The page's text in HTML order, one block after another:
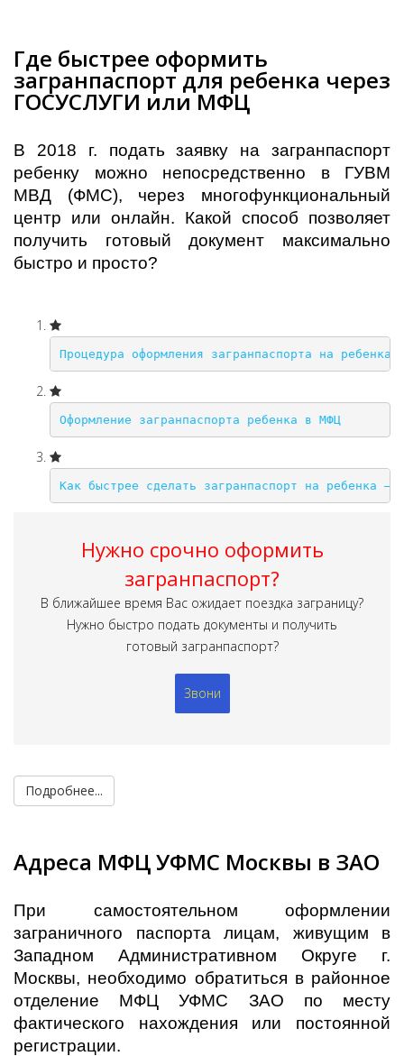
Где быстрее оформить
загранпаспорт для ребенка через
ГОСУСЛУГИ или МФЦ
В 2018 г. подать заявку на загранпаспорт
ребенку можно непосредственно в ГУВМ
МВД (ФМС), через многофункциональный
центр или онлайн. Какой способ позволяет
получить готовый документ максимально
быстро и просто?
Процедура оформления загранпаспорта на ребенка
Оформление загранпаспорта ребенка в МФЦ
Как быстрее сделать загранпаспорт на ребенка –
Нужно срочно оформить
загранпаспорт?
В ближайшее время Вас ожидает поездка заграницу?
Нужно быстро подать документы и получить
готовый загранпаспорт?
Звони
Подробнее...
Адреса МФЦ УФМС Москвы в ЗАО
При самостоятельном оформлении
заграничного паспорта лицам, живущим в
Западном Административном Округе г.
Москвы, необходимо обратиться в районное
отделение МФЦ УФМС ЗАО по месту
фактического нахождения или постоянной
регистрации.